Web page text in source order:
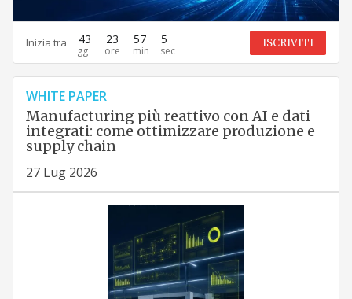
Inizia tra 43 23 57 4 ISCRIVITI
WHITE PAPER
Manufacturing più reattivo con AI e dati
integrati: come ottimizzare produzione e
supply chain
27 Lug 2026